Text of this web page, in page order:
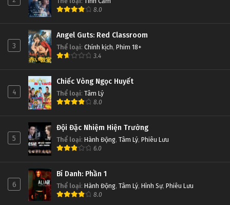
8.0
3
Angel Guts: Red Classroom
Thể loại: Chính kịch, Phim 18+
3.4
4
Chiếc Vòng Ngọc Huyết
Thể loại: Tâm Lý
8.0
5
Đội Đặc Nhiệm Hiện Trường
Thể loại: Hành Động, Tâm Lý, Phiêu Lưu
6.0
6
Bí Danh: Phần 1
Thể loại: Hành Động, Tâm Lý, Hình Sự, Phiêu Lưu
8.0